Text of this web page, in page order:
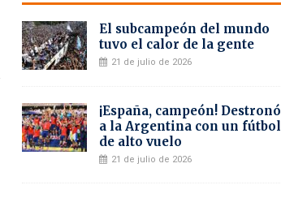
El subcampeón del mundo
tuvo el calor de la gente
21 de julio de 2026
¡España, campeón! Destronó
a la Argentina con un fútbol
de alto vuelo
21 de julio de 2026